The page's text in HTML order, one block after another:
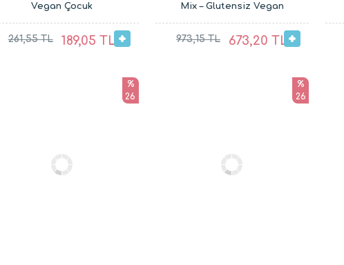
Vegan Çocuk
261,55 TL 189,05 TL
Mix – Glutensiz Vegan
x 30G)
973,15 TL 673,20 TL
%
26
%
26